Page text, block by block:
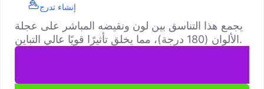
إنشاء تدرج
يجمع هذا التناسق بين لون ونقيضه المباشر على عجلة
الألوان (180 درجة)، مما يخلق تأثيرًا قويًا عالي التباين.